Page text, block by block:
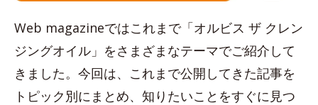
Web magazineではこれまで「オルビス ザ クレン
ジングオイル」をさまざまなテーマでご紹介して
きました。今回は、これまで公開してきた記事を
トピック別にまとめ、知りたいことをすぐに見つ